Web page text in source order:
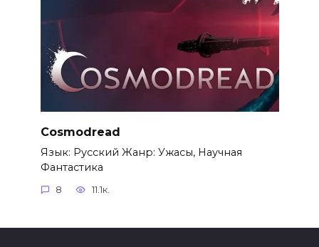
Cosmodread
Язык: Русский Жанр: Ужасы, Научная
Фантастика
8 11.1к.